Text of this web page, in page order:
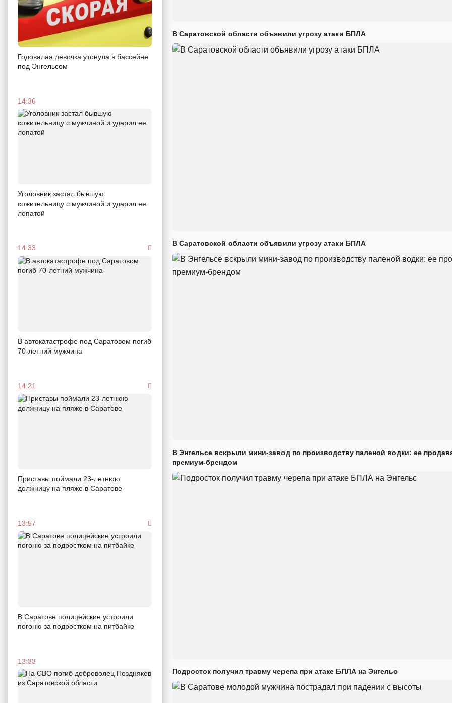
Годовалая девочка утонула в бассейне
под Энгельсом
14:36
Уголовник застал бывшую
сожительницу с мужчиной и ударил ее
лопатой
14:33
В автокатастрофе под Саратовом погиб
70-летний мужчина
14:21
Приставы поймали 23-летнюю
должницу на пляже в Саратове
13:57
В Саратове полицейские устроили
погоню за подростком на питбайке
13:33
В Саратовской области объявили угрозу атаки БПЛА
В Саратовской области объявили угрозу атаки БПЛА
В Энгельсе вскрыли мини-завод по производству паленой водки: ее
премиум-брендом
Подросток получил травму черепа при атаке БПЛА на Энгельс